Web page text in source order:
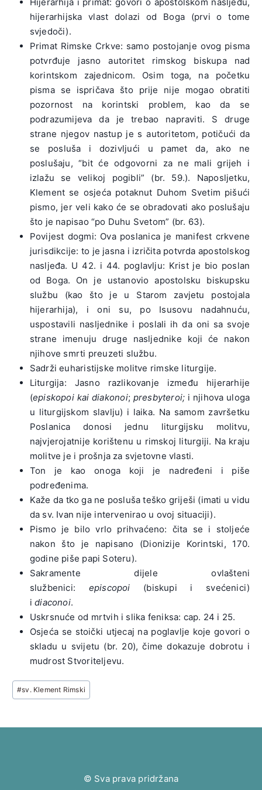
hijerarhijska vlast dolazi od Boga (prvi o tome
svjedoči).
Primat Rimske Crkve: samo postojanje ovog pisma
potvrđuje jasno autoritet rimskog biskupa nad
korintskom zajednicom. Osim toga, na početku
pisma se ispričava što prije nije mogao obratiti
pozornost na korintski problem, kao da se
podrazumijeva da je trebao napraviti. S druge
strane njegov nastup je s autoritetom, potičući da
se posluša i dozivljući u pamet da, ako ne
poslušaju, “bit će odgovorni za ne mali grijeh i
izlažu se velikoj pogibli” (br. 59.). Naposljetku,
Klement se osjeća potaknut Duhom Svetim pišući
pismo, jer veli kako će se obradovati ako poslušaju
što je napisao “po Duhu Svetom” (br. 63).
Povijest dogmi: Ova poslanica je manifest crkvene
jurisdikcije: to je jasna i izričita potvrda apostolskog
nasljeđa. U 42. i 44. poglavlju: Krist je bio poslan
od Boga. On je ustanovio apostolsku biskupsku
službu (kao što je u Starom zavjetu postojala
hijerarhija), i oni su, po Isusovu nadahnuću,
uspostavili nasljednike i poslali ih da oni sa svoje
strane imenuju druge nasljednike koji će nakon
njihove smrti preuzeti službu.
Sadrži euharistijske molitve rimske liturgije.
Liturgija: Jasno razlikovanje između hijerarhije
(episkopoi kai diakonoi; presbyteroi; i njihova uloga
u liturgijskom slavlju) i laika. Na samom završetku
Poslanica donosi jednu liturgijsku molitvu,
najvjerojatnije korištenu u rimskoj liturgiji. Na kraju
molitve je i prošnja za svjetovne vlasti.
Ton je kao onoga koji je nadređeni i piše
podređenima.
Kaže da tko ga ne posluša teško griješi (imati u vidu
da sv. Ivan nije intervenirao u ovoj situaciji).
Pismo je bilo vrlo prihvaćeno: čita se i stoljeće
nakon što je napisano (Dionizije Korintski, 170.
godine piše papi Soteru).
Sakramente dijele ovlašteni
službenici: episcopoi (biskupi i svećenici)
idiaconoi.
Uskrsnuće od mrtvih i slika feniksa: cap. 24 i 25.
Osjeća se stoički utjecaj na poglavlje koje govori o
skladu u svijetu (br. 20), čime dokazuje dobrotu i
mudrost Stvoriteljevu.
Post
Tags:
#sv. Klement Rimski
© Sva prava pridržana